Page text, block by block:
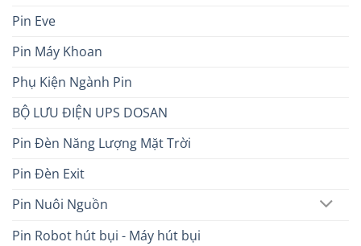
Pin Eve
Pin Máy Khoan
Phụ Kiện Ngành Pin
BỘ LƯU ĐIỆN UPS DOSAN
Pin Đèn Năng Lượng Mặt Trời
Pin Đèn Exit
Pin Nuôi Nguồn
Pin Robot hút bụi - Máy hút bụi